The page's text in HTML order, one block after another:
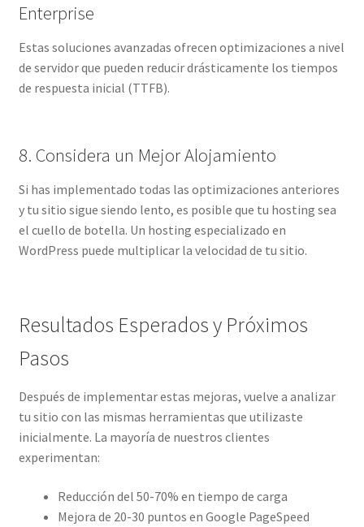
Enterprise
Estas soluciones avanzadas ofrecen optimizaciones a nivel
de servidor que pueden reducir drásticamente los tiempos
de respuesta inicial (TTFB).
8. Considera un Mejor Alojamiento
Si has implementado todas las optimizaciones anteriores
y tu sitio sigue siendo lento, es posible que tu hosting sea
el cuello de botella. Un hosting especializado en
WordPress puede multiplicar la velocidad de tu sitio.
Resultados Esperados y Próximos
Pasos
Después de implementar estas mejoras, vuelve a analizar
tu sitio con las mismas herramientas que utilizaste
inicialmente. La mayoría de nuestros clientes
experimentan:
Reducción del 50-70% en tiempo de carga
Mejora de 20-30 puntos en Google PageSpeed